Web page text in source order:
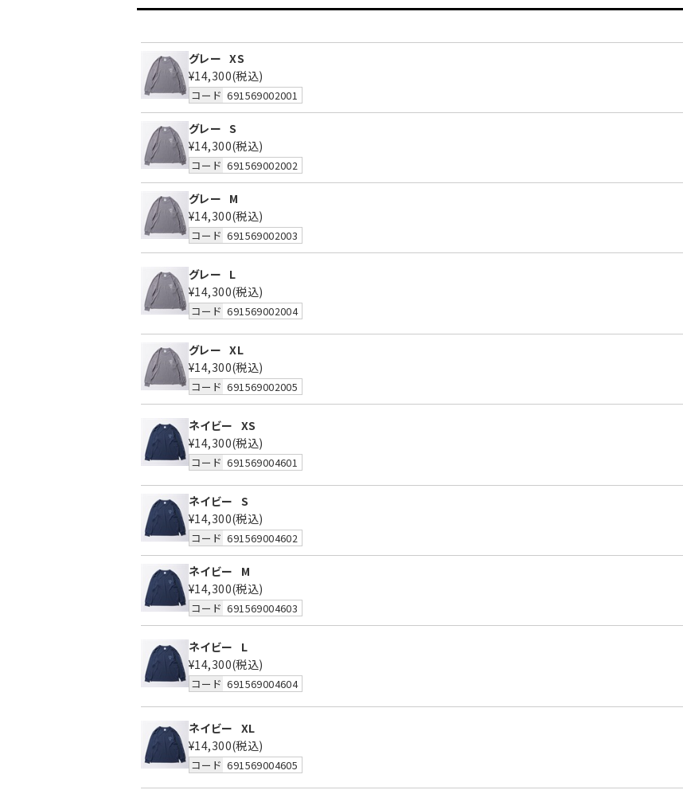
グレー XS
¥14,300(税込)
コード 691569002001
グレー S
¥14,300(税込)
コード 691569002002
グレー M
¥14,300(税込)
コード 691569002003
グレー L
¥14,300(税込)
コード 691569002004
グレー XL
¥14,300(税込)
コード 691569002005
ネイビー XS
¥14,300(税込)
コード 691569004601
ネイビー S
¥14,300(税込)
コード 691569004602
ネイビー
M
¥14,300(税込)
コード 691569004603
ネイビー
L
¥14,300(税込)
コード 691569004604
ネイビー XL
¥14,300(税込)
コード 691569004605